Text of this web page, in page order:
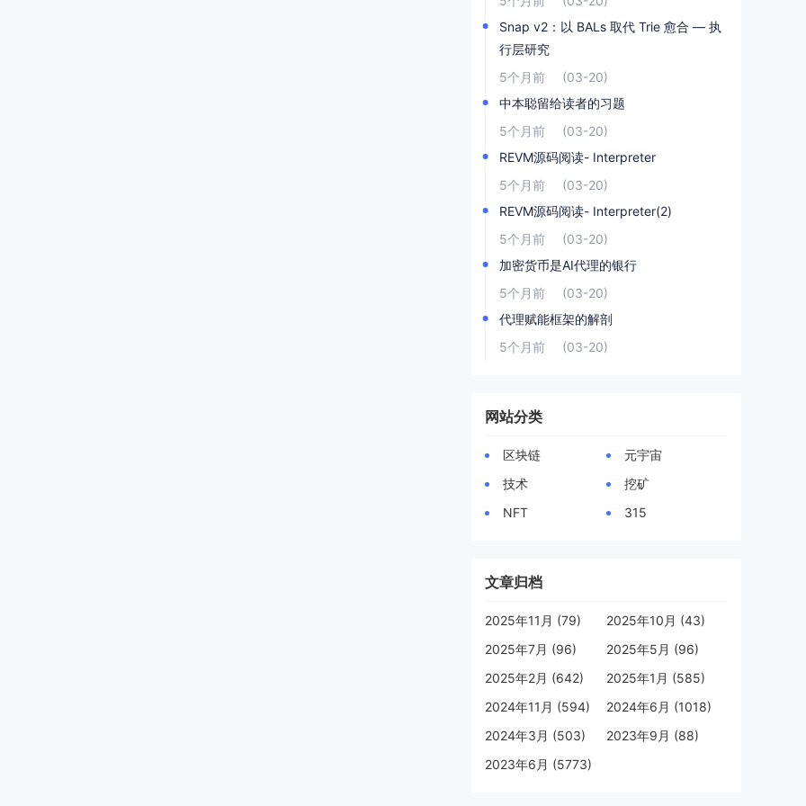
Snap v2：以 BALs 取代 Trie 愈合 — 执
行层研究
5个月前
(03-20)
中本聪留给读者的习题
5个月前
(03-20)
REVM源码阅读- Interpreter
5个月前
(03-20)
REVM源码阅读- Interpreter(2)
5个月前
(03-20)
加密货币是AI代理的银行
5个月前
(03-20)
代理赋能框架的解剖
5个月前
(03-20)
网站分类
区块链
元宇宙
技术
挖矿
NFT
315
文章归档
2025年11月 (79)
2025年10月 (43)
2025年7月 (96)
2025年5月 (96)
2025年2月 (642)
2025年1月 (585)
2024年11月 (594)
2024年6月 (1018)
2024年3月 (503)
2023年9月 (88)
2023年6月 (5773)